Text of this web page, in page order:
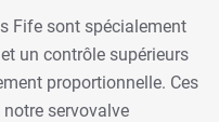
Fife sont spécialement
un contrôle supérieurs
proportionnelle. Ces
servovalve